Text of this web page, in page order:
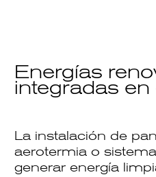
Energías
integradas
La instalación de
aerotermia o
generar energía